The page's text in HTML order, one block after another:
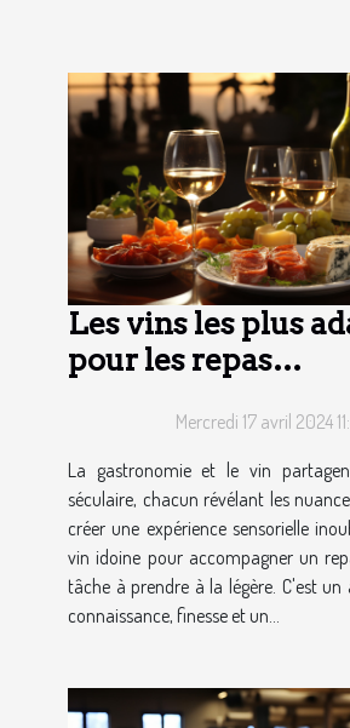
Les vins les plus
pour les repas
Mercredi 17 avril 2024
La gastronomie et le vin
séculaire, chacun révélant les
créer une expérience sensorielle
vin idoine pour accompagner un
tâche à prendre à la légère. C'est
connaissance, finesse et un...